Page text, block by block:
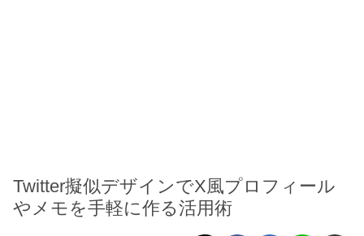
Twitter擬似デザインでX風プロフィール
やメモを手軽に作る活用術